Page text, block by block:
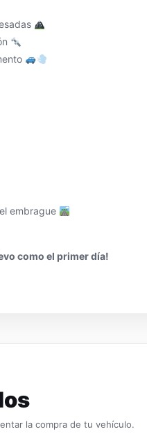
embrague
como el primer día!
la compra de tu vehículo.